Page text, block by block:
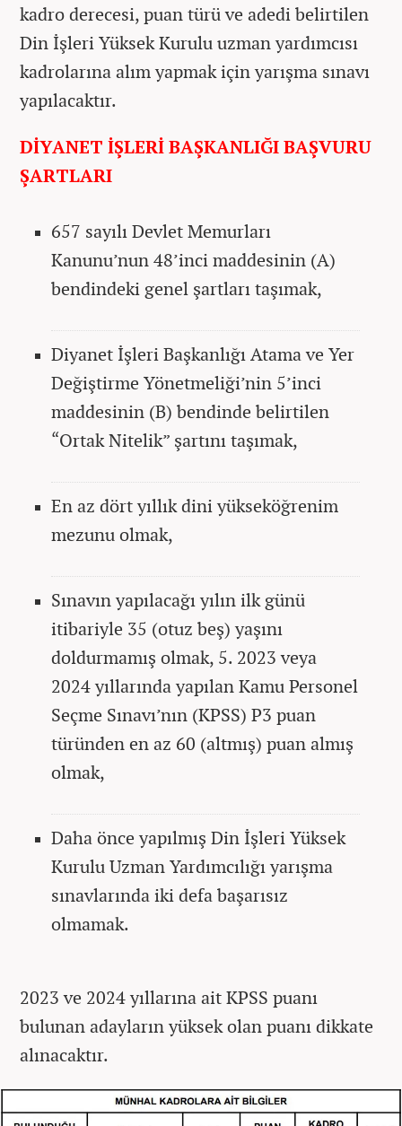
kadro derecesi, puan türü ve adedi belirtilen
Din İşleri Yüksek Kurulu uzman yardımcısı
kadrolarına alım yapmak için yarışma sınavı
yapılacaktır.
DİYANET İŞLERİ BAŞKANLIĞI BAŞVURU
ŞARTLARI
657 sayılı Devlet Memurları
Kanunu’nun 48’inci maddesinin (A)
bendindeki genel şartları taşımak,
Diyanet İşleri Başkanlığı Atama ve Yer
Değiştirme Yönetmeliği’nin 5’inci
maddesinin (B) bendinde belirtilen
“Ortak Nitelik” şartını taşımak,
En az dört yıllık dini yükseköğrenim
mezunu olmak,
Sınavın yapılacağı yılın ilk günü
itibariyle 35 (otuz beş) yaşını
doldurmamış olmak, 5. 2023 veya
2024 yıllarında yapılan Kamu Personel
Seçme Sınavı’nın (KPSS) P3 puan
türünden en az 60 (altmış) puan almış
olmak,
Daha önce yapılmış Din İşleri Yüksek
Kurulu Uzman Yardımcılığı yarışma
sınavlarında iki defa başarısız
olmamak.
2023 ve 2024 yıllarına ait KPSS puanı
bulunan adayların yüksek olan puanı dikkate
alınacaktır.